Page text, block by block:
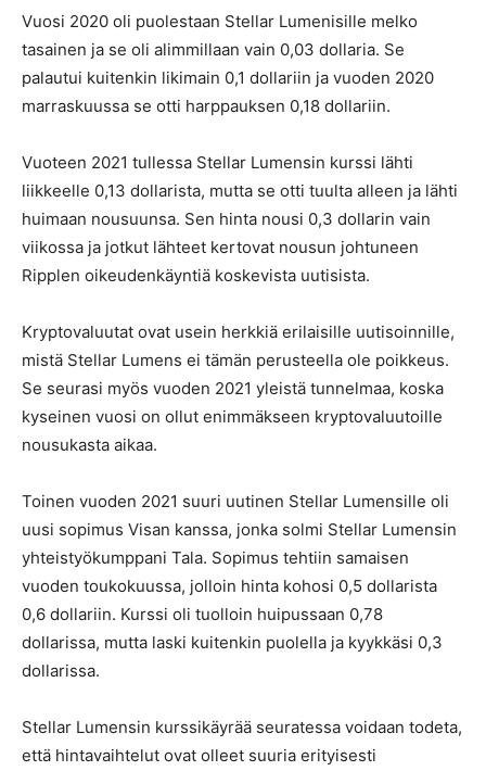
Vuosi 2020 oli puolestaan Stellar Lumenisille melko
tasainen ja se oli alimmillaan vain 0,03 dollaria. Se
palautui kuitenkin likimain 0,1 dollariin ja vuoden 2020
marraskuussa se otti harppauksen 0,18 dollariin.
Vuoteen 2021 tullessa Stellar Lumensin kurssi lähti
liikkeelle 0,13 dollarista, mutta se otti tuulta alleen ja lähti
huimaan nousuunsa. Sen hinta nousi 0,3 dollarin vain
viikossa ja jotkut lähteet kertovat nousun johtuneen
Ripplen oikeudenkäyntiä koskevista uutisista.
Kryptovaluutat ovat usein herkkiä erilaisille uutisoinnille,
mistä Stellar Lumens ei tämän perusteella ole poikkeus.
Se seurasi myös vuoden 2021 yleistä tunnelmaa, koska
kyseinen vuosi on ollut enimmäkseen kryptovaluutoille
nousukasta aikaa.
Toinen vuoden 2021 suuri uutinen Stellar Lumensille oli
uusi sopimus Visan kanssa, jonka solmi Stellar Lumensin
yhteistyökumppani Tala. Sopimus tehtiin samaisen
vuoden toukokuussa, jolloin hinta kohosi 0,5 dollarista
0,6 dollariin. Kurssi oli tuolloin huipussaan 0,78
dollarissa, mutta laski kuitenkin puolella ja kyykkäsi 0,3
dollarissa.
Stellar Lumensin kurssikäyrää seuratessa voidaan todeta,
että hintavaihtelut ovat olleet suuria erityisesti